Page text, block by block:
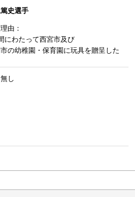
史選手
由：
にわたって西宮市及び
の幼稚園・保育園に玩具を贈呈した
し